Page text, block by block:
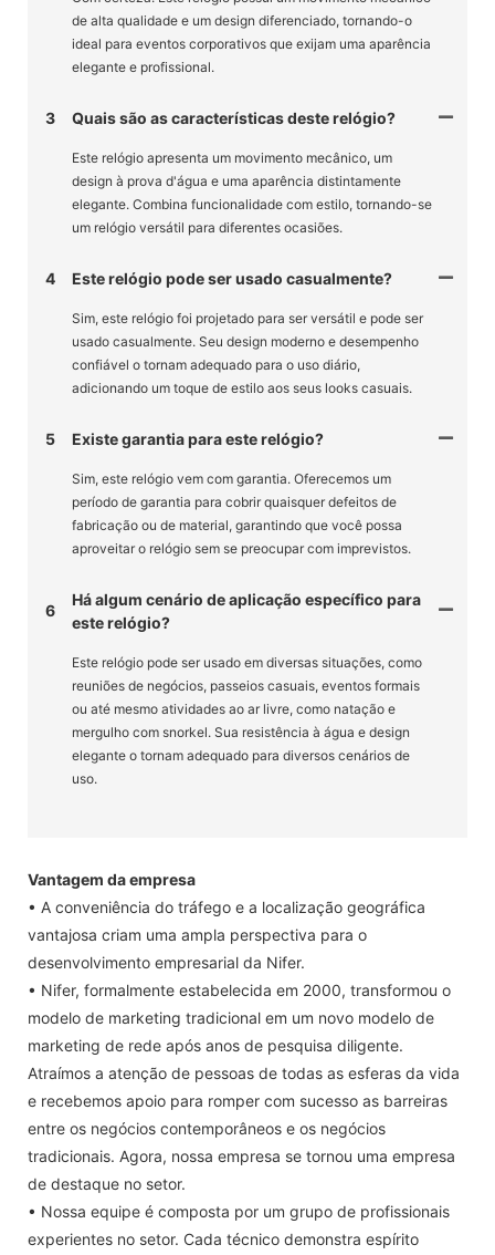
de alta qualidade e um design diferenciado, tornando-o
ideal para eventos corporativos que exijam uma aparência
elegante e profissional.
3 Quais são as características deste relógio?
Este relógio apresenta um movimento mecânico, um
design à prova d'água e uma aparência distintamente
elegante. Combina funcionalidade com estilo, tornando-se
um relógio versátil para diferentes ocasiões.
4 Este relógio pode ser usado casualmente?
Sim, este relógio foi projetado para ser versátil e pode ser
usado casualmente. Seu design moderno e desempenho
confiável o tornam adequado para o uso diário,
adicionando um toque de estilo aos seus looks casuais.
5 Existe garantia para este relógio?
Sim, este relógio vem com garantia. Oferecemos um
período de garantia para cobrir quaisquer defeitos de
fabricação ou de material, garantindo que você possa
aproveitar o relógio sem se preocupar com imprevistos.
6
Há algum cenário de aplicação específico para
este relógio?
Este relógio pode ser usado em diversas situações, como
reuniões de negócios, passeios casuais, eventos formais
ou até mesmo atividades ao ar livre, como natação e
mergulho com snorkel. Sua resistência à água e design
elegante o tornam adequado para diversos cenários de
uso.
Vantagem da empresa
• A conveniência do tráfego e a localização geográfica
vantajosa criam uma ampla perspectiva para o
desenvolvimento empresarial da Nifer.
• Nifer, formalmente estabelecida em 2000, transformou o
modelo de marketing tradicional em um novo modelo de
marketing de rede após anos de pesquisa diligente.
Atraímos a atenção de pessoas de todas as esferas da vida
e recebemos apoio para romper com sucesso as barreiras
entre os negócios contemporâneos e os negócios
tradicionais. Agora, nossa empresa se tornou uma empresa
de destaque no setor.
• Nossa equipe é composta por um grupo de profissionais
experientes no setor. Cada técnico demonstra espírito